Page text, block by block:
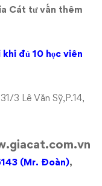
Cát tư vấn thêm
đủ 10 học viên
3 Lê Văn Sỹ,P.14,
(Mr. Đoàn),